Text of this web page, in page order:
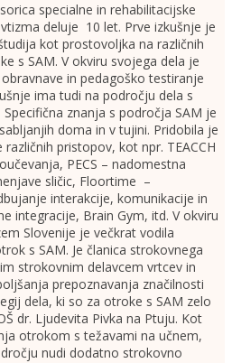
specialne in rehabilitacijske
deluje 10 let. Prve izkušnje je
kot prostovoljka na različnih
s SAM. V okviru svojega dela je
in pedagoško testiranje
ima tudi na področju dela s
znanja s področja SAM je
doma in v tujini. Pridobila je
pristopov, kot npr. TEACCH
PECS – nadomestna
sličic, Floortime –
interakcije, komunikacije in
integracije, Brain Gym, itd. V okviru
Slovenije je večkrat vodila
s SAM. Je članica strokovnega
strokovnim delavcem vrtcev in
prepoznavanja značilnosti
dela, ki so za otroke s SAM zelo
dr. Ljudevita Pivka na Ptuju. Kot
otrokom s težavami na učnem,
nudi dodatno strokovno